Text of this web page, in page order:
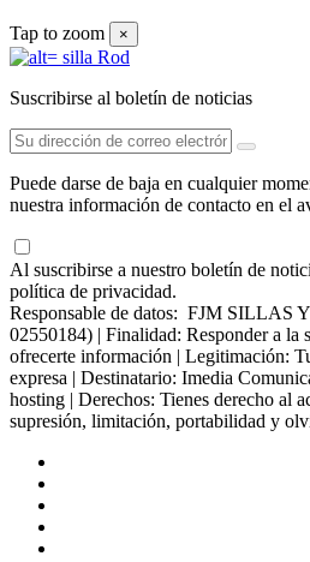
Tap to zoom ×
Suscribirse al boletín de noticias
Puede darse de baja en cualquier
nuestra información de contacto en el
Al suscribirse a nuestro boletín de
política de privacidad.
Responsable de datos: FJM SILLAS
02550184) | Finalidad: Responder a la
ofrecerte información | Legitimación:
expresa | Destinatario: Imedia
hosting | Derechos: Tienes derecho al
supresión, limitación, portabilidad y